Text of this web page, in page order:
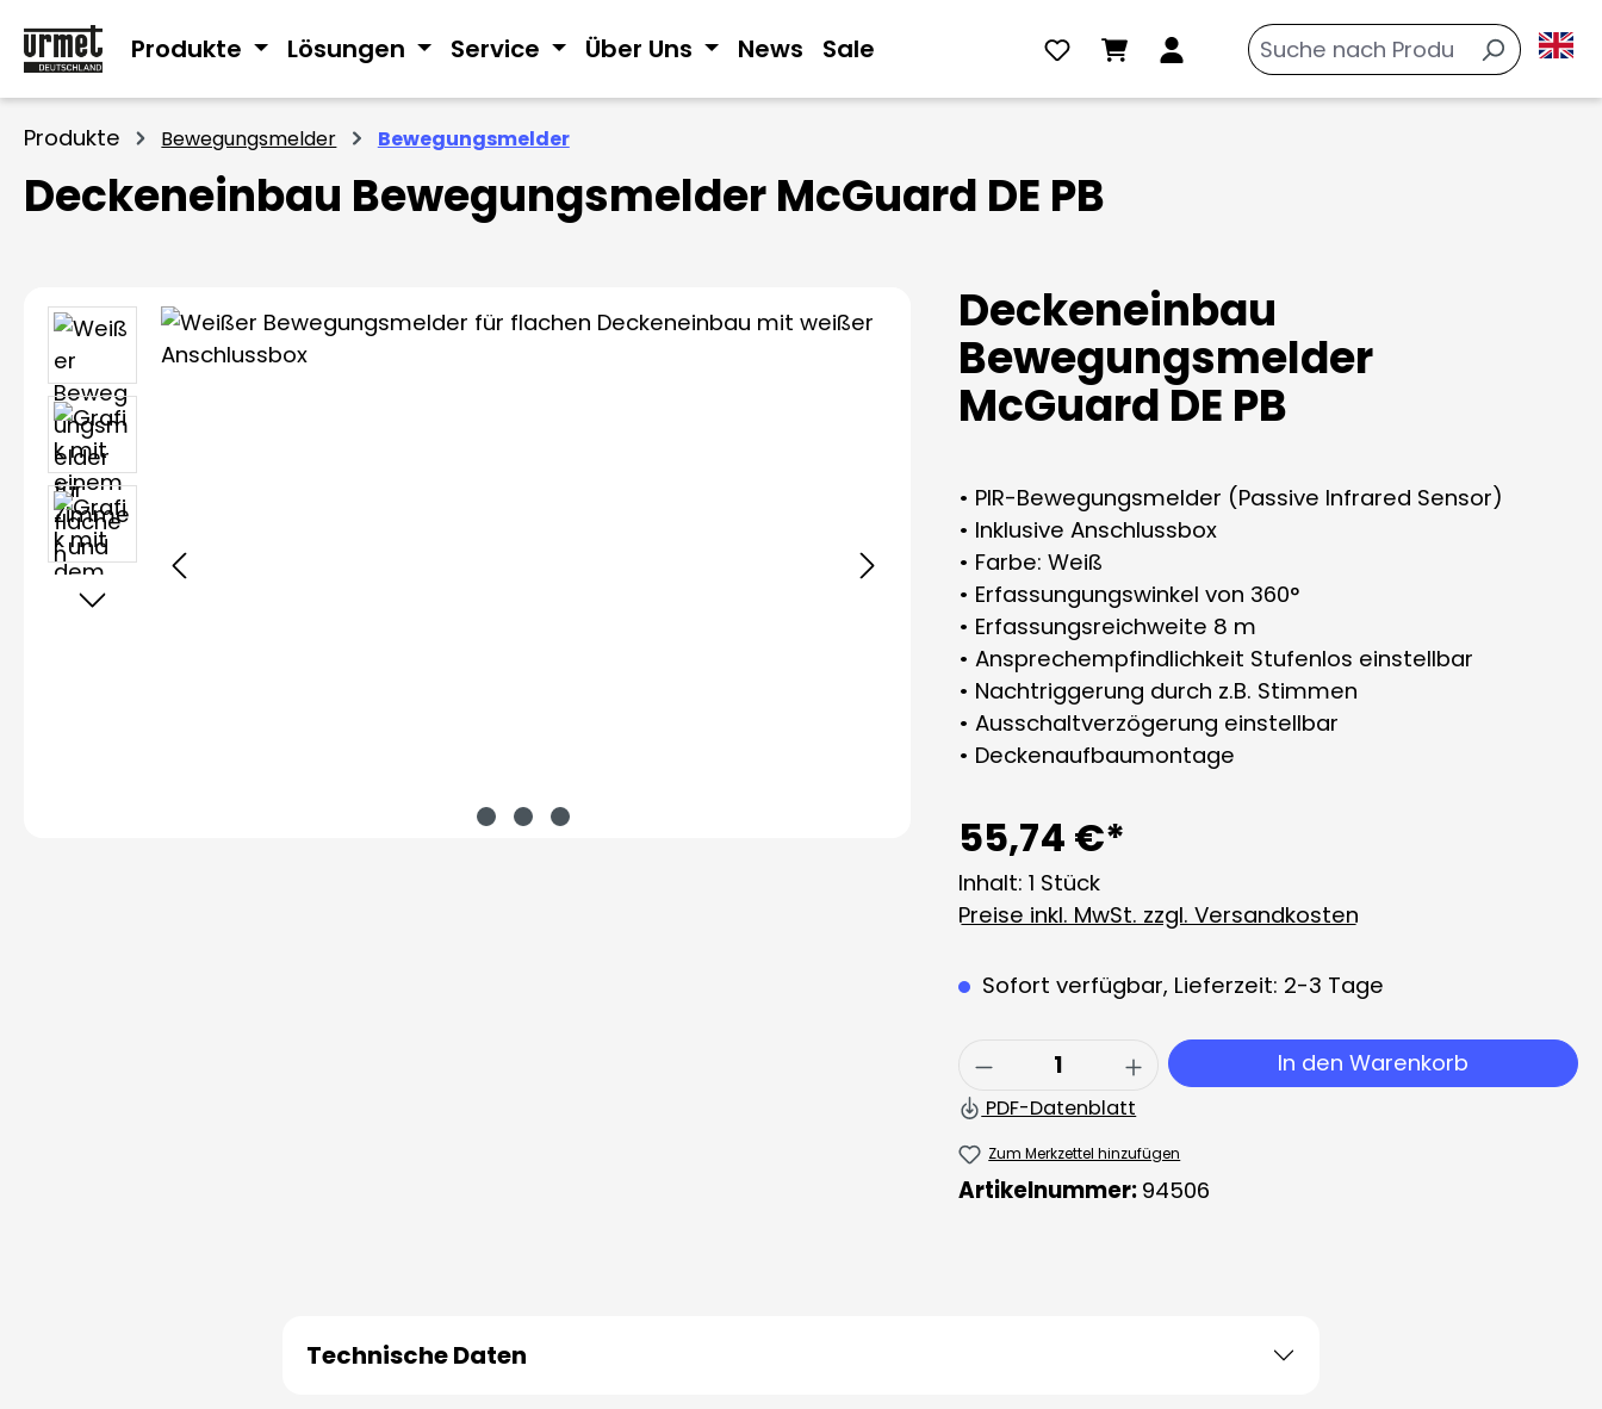
Hauptinhalt springen
Zur Suche springen
Zur Hauptnavigation springen
Produkte Lösungen Service Über Uns News Sale
Produkte Bewegungsmelder Bewegungsmelder
Deckeneinbau Bewegungsmelder McGuard DE PB
Bildergalerie überspringen Deckeneinbau
Bewegungsmelder
McGuard DE PB
• PIR-Bewegungsmelder (Passive Infrared Sensor)
• Inklusive Anschlussbox
• Farbe: Weiß
• Erfassungungswinkel von 360°
• Erfassungsreichweite 8 m
• Ansprechempfindlichkeit Stufenlos einstellbar
• Nachtriggerung durch z.B. Stimmen
• Ausschaltverzögerung einstellbar
• Deckenaufbaumontage
55,74 €*
Inhalt: 1 Stück
Preise inkl. MwSt. zzgl. Versandkosten
Sofort verfügbar, Lieferzeit: 2-3 Tage
Produkt Anzahl: Gib den gewünschten
In den Warenkorb
PDF-Datenblatt
Zum Merkzettel hinzufügen
Artikelnummer: 94506
Technische Daten